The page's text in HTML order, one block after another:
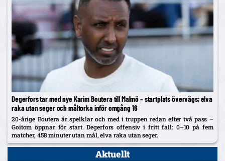
Degerfors tar med nye Karim Boutera till Malmö – startplats övervägs; elva
raka utan seger och måltorka inför omgång 16
20-årige Boutera är spelklar och med i truppen redan efter två pass –
Goitom öppnar för start. Degerfors offensiv i fritt fall: 0–10 på fem
matcher, 458 minuter utan mål, elva raka utan seger.
Aktuellt